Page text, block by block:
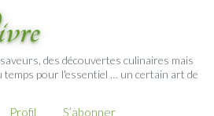
des découvertes culinaires mais
temps pour l'essentiel … un certain art de
Profil S’abonner